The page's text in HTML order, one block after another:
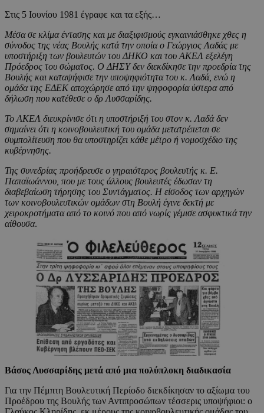
Στις 5 Ιουνίου 1981 έγραφε και τα εξής…
Μέσα σε κλίμα έντασης και με διαξιφισμούς εγκαινιάσθηκε χθες η
σύνοδος της νέας Βουλής κατά την οποία ο Γεώργιος Λαδάς με
υποστήριξη των βουλευτών του ΔΗΚΟ και του ΑΚΕΛ εξελέγη
Πρόεδρος του σώματος. Ο ΔΗΣΥ δεν διεκδίκησε την προεδρία της
Βουλής και καταψήφισε την υποψηφιότητα του κ. Λαδά, ενώ η
ομάδα της ΕΔΕΚ αποχώρησε από την ψηφοφορία ύστερα από
δήλωση που κατέθεσε ο δρ Λυσσαρίδης.
Το ΑΚΕΛ διευκρίνισε ότι η υποστήριξή του στον κ. Λαδά δεν
σημαίνει ότι η κοινοβουλευτική του ομάδα μετατρέπεται σε
συμπολίτευση που θα υποστηρίζει κάθε μέτρο ή νομοσχέδιο της
κυβέρνησης.
Της συνεδρίας προήδρευσε ο γηραιότερος βουλευτής κ. Ε.
Παπαϊωάννου, που με τους άλλους βουλευτές έδωσαν τη
διαβεβαίωση τήρησης του Συντάγματος. Η είσοδος των αρχηγών
των κοινοβουλευτικών ομάδων στη Βουλή έγινε δεκτή με
χειροκροτήματα από το κοινό που από νωρίς γέμισε ασφυκτικά την
αίθουσα.
Βάσος Λυσσαρίδης μετά από μια πολύπλοκη διαδικασία
Για την Πέμπτη Βουλευτική Περίοδο διεκδίκησαν το αξίωμα του
Προέδρου της Βουλής των Αντιπροσώπων τέσσερις υποψήφιοι: o